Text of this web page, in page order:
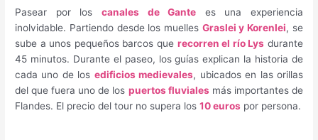
Pasear por los canales de Gante es una experiencia
inolvidable. Partiendo desde los muelles Graslei y Korenlei, se
sube a unos pequeños barcos que recorren el río Lys durante
45 minutos. Durante el paseo, los guías explican la historia de
cada uno de los edificios medievales, ubicados en las orillas
del que fuera uno de los puertos fluvialesmás importantes de
Flandes. El precio del tour no supera los10 euros por persona.